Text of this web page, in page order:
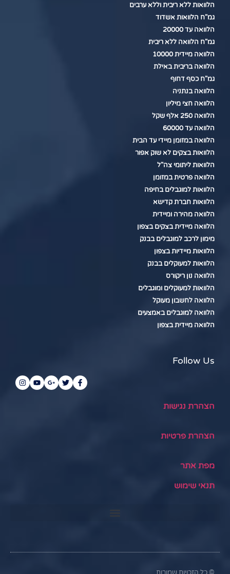
הלוואות ללא ריבית וללא ערבים
גמ"ח הלוואות אשדוד
הלוואה עד 20000
גמ"ח הלוואה ללא ריבית
הלוואה מיידית 10000
הלוואה בריבית באילת
גמ"ח כסף דחוף
הלוואה בנתניה
הלוואה חצי מיליון
הלוואה 250 אלף שקל
הלוואה עד 60000
הלוואה במזומן מיידי עד הבית
הלוואות בצקים לא שוק אפור
הלוואות ליתומי צה"ל
הלוואה פרטית במזומן
הלוואות למוגבלים בחיפה
הלוואות חברת קדישא
הלוואה מהירה ומיידית
הלוואה מיידית בצקים בצפון
מימון לרכב למוגבלים בבנק
הלוואות מיידיות בצפון
הלוואות למעוקלים בבנק
הלוואה נון ריקורס
הלוואות למעוקלים ומוגבלים
הלוואה לחשבון מעוקל
הלוואה למוגבלים באמצעים
הלוואה מיידית בצפון
Follow Us
הצהרת נגישות
הצהרת פרטיות
מפת אתר
תנאי שימוש